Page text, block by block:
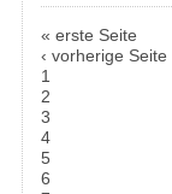
« erste Seite
‹ vorherige Seite
1
2
3
4
5
6